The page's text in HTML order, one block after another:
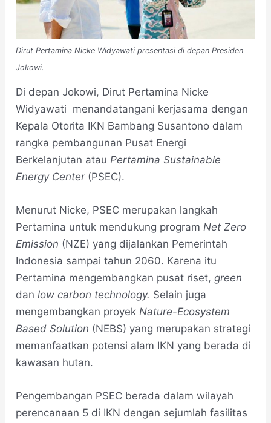
Dirut Pertamina Nicke Widyawati presentasi di depan Presiden
Jokowi.
Di depan Jokowi, Dirut Pertamina Nicke
Widyawati menandatangani kerjasama dengan
Kepala Otorita IKN Bambang Susantono dalam
rangka pembangunan Pusat Energi
Berkelanjutan atau Pertamina Sustainable
Energy Center (PSEC).
Menurut Nicke, PSEC merupakan langkah
Pertamina untuk mendukung programNet Zero
Emission (NZE) yang dijalankan Pemerintah
Indonesia sampai tahun 2060. Karena itu
Pertamina mengembangkan pusat riset, green
danlow carbon technology. Selain juga
mengembangkan proyekNature-Ecosystem
Based Solution (NEBS) yang merupakan strategi
memanfaatkan potensi alam IKN yang berada di
kawasan hutan.
Pengembangan PSEC berada dalam wilayah
perencanaan 5 di IKN dengan sejumlah fasilitas